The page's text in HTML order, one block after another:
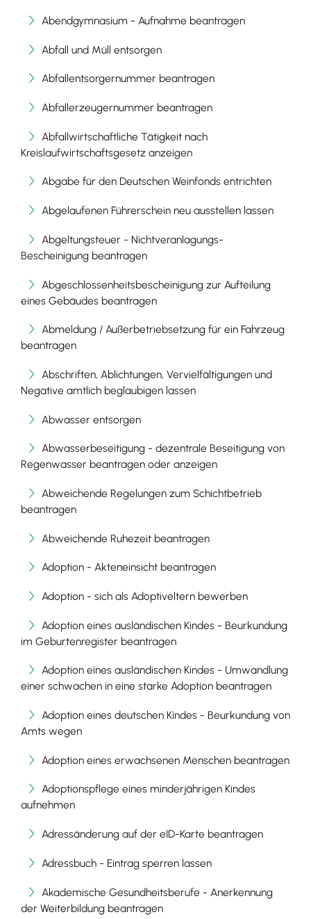
Abendgymnasium - Aufnahme beantragen
Abfall und Müll entsorgen
Abfallentsorgernummer beantragen
Abfallerzeugernummer beantragen
Abfallwirtschaftliche Tätigkeit nach
Kreislaufwirtschaftsgesetz anzeigen
Abgabe für den Deutschen Weinfonds entrichten
Abgelaufenen Führerschein neu ausstellen lassen
Abgeltungsteuer - Nichtveranlagungs-
Bescheinigung beantragen
Abgeschlossenheitsbescheinigung zur Aufteilung
eines Gebäudes beantragen
Abmeldung / Außerbetriebsetzung für ein Fahrzeug
beantragen
Abschriften, Ablichtungen, Vervielfältigungen und
Negative amtlich beglaubigen lassen
Abwasser entsorgen
Abwasserbeseitigung - dezentrale Beseitigung von
Regenwasser beantragen oder anzeigen
Abweichende Regelungen zum Schichtbetrieb
beantragen
Abweichende Ruhezeit beantragen
Adoption - Akteneinsicht beantragen
Adoption - sich als Adoptiveltern bewerben
Adoption eines ausländischen Kindes - Beurkundung
im Geburtenregister beantragen
Adoption eines ausländischen Kindes - Umwandlung
einer schwachen in eine starke Adoption beantragen
Adoption eines deutschen Kindes - Beurkundung von
Amts wegen
Adoption eines erwachsenen Menschen beantragen
Adoptionspflege eines minderjährigen Kindes
aufnehmen
Adressänderung auf der eID-Karte beantragen
Adressbuch - Eintrag sperren lassen
Akademische Gesundheitsberufe - Anerkennung
der Weiterbildung beantragen